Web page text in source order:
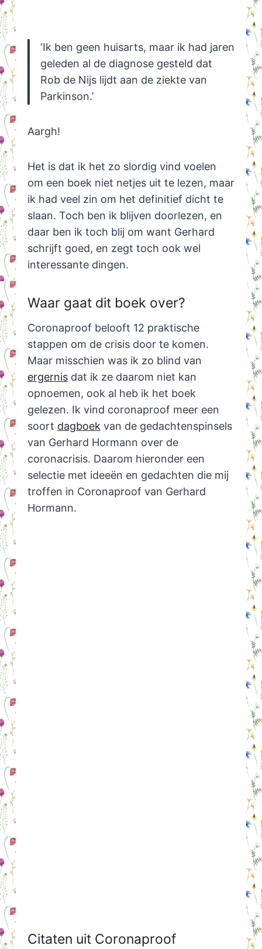
‘Ik ben geen huisarts, maar ik had jaren
geleden al de diagnose gesteld dat
Rob de Nijs lijdt aan de ziekte van
Parkinson.’
Aargh!
Het is dat ik het zo slordig vind voelen
om een boek niet netjes uit te lezen, maar
ik had veel zin om het definitief dicht te
slaan. Toch ben ik blijven doorlezen, en
daar ben ik toch blij om want Gerhard
schrijft goed, en zegt toch ook wel
interessante dingen.
Waar gaat dit boek over?
Coronaproof belooft 12 praktische
stappen om de crisis door te komen.
Maar misschien was ik zo blind van
ergernisdat ik ze daarom niet kan
opnoemen, ook al heb ik het boek
gelezen. Ik vind coronaproof meer een
soort dagboek van de gedachtenspinsels
van Gerhard Hormann over de
coronacrisis. Daarom hieronder een
selectie met ideeën en gedachten die mij
troffen in Coronaproof van Gerhard
Hormann.
Citaten uit Coronaproof